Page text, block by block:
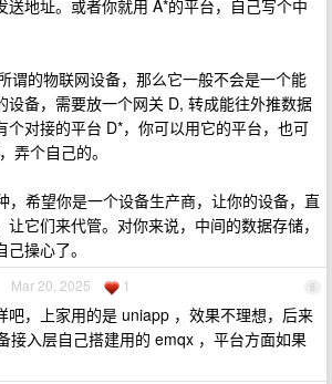
送地址。或者你就用 A*的平台，自己写个中
谓的物联网设备，那么它一般不会是一个能
设备，需要放一个网关 D, 转成能往外推数据
个对接的平台 D*，你可以用它的平台，也可
弄个自己的。
，希望你是一个设备生产商，让你的设备，直
它们来代管。对你来说，中间的数据存储，
操心了。
8
Mar 20, 2025 1
吧，上家用的是 uniapp ，效果不理想，后来
接入层自己搭建用的 emqx ，平台方面如果